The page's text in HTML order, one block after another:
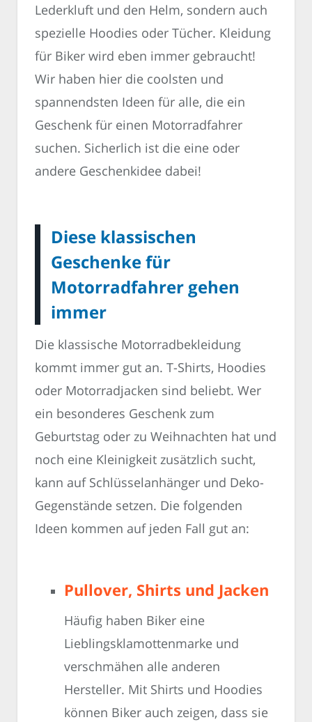
Lederkluft und den Helm, sondern auch
spezielle Hoodies oder Tücher. Kleidung
für Biker wird eben immer gebraucht!
Wir haben hier die coolsten und
spannendsten Ideen für alle, die ein
Geschenk für einen Motorradfahrer
suchen. Sicherlich ist die eine oder
andere Geschenkidee dabei!
Diese klassischen
Geschenke für
Motorradfahrer gehen
immer
Die klassische Motorradbekleidung
kommt immer gut an. T-Shirts, Hoodies
oder Motorradjacken sind beliebt. Wer
ein besonderes Geschenk zum
Geburtstag oder zu Weihnachten hat und
noch eine Kleinigkeit zusätzlich sucht,
kann auf Schlüsselanhänger und Deko-
Gegenstände setzen. Die folgenden
Ideen kommen auf jeden Fall gut an:
Pullover, Shirts und Jacken
Häufig haben Biker eine
Lieblingsklamottenmarke und
verschmähen alle anderen
Hersteller. Mit Shirts und Hoodies
können Biker auch zeigen, dass sie